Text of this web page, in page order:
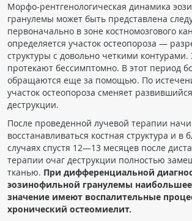
Морфо-рентгенологическая динамика
гранулемы может быть представлена
первоначально в зоне костномозгового
определяется участок остеопороза —
структуры с довольно четкими
протекают бессимптомно. В этот период
обращаются еще за помощью. По
участок остеопороза сменяет
деструкции.
После проведенной лучевой терапии
восстанавливаться костная структура и в
случаях спустя 12—13 месяцев после
терапии очаг деструкции полностью
тканью. При дифференциальной
эозинофильной гранулемы
значение имеют воспалительные
хронический остеомиелит.